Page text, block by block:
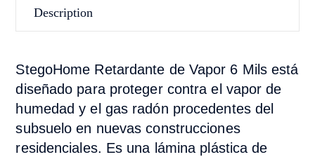
Description
StegoHome Retardante de Vapor 6 Mils está
diseñado para proteger contra el vapor de
humedad y el gas radón procedentes del
subsuelo en nuevas construcciones
residenciales. Es una lámina plástica de